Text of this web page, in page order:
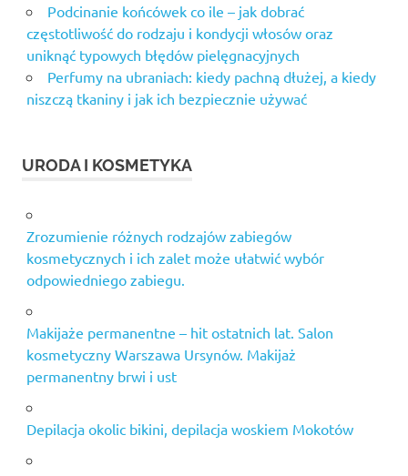
Podcinanie końcówek co ile – jak dobrać
częstotliwość do rodzaju i kondycji włosów oraz
uniknąć typowych błędów pielęgnacyjnych
Perfumy na ubraniach: kiedy pachną dłużej, a kiedy
niszczą tkaniny i jak ich bezpiecznie używać
URODA I KOSMETYKA
Zrozumienie różnych rodzajów zabiegów
kosmetycznych i ich zalet może ułatwić wybór
odpowiedniego zabiegu.
Makijaże permanentne – hit ostatnich lat. Salon
kosmetyczny Warszawa Ursynów. Makijaż
permanentny brwi i ust
Depilacja okolic bikini, depilacja woskiem Mokotów